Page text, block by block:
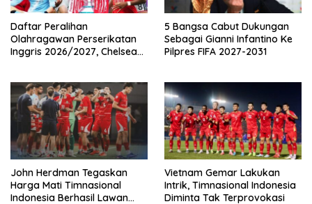
Daftar Peralihan
Olahragawan Perserikatan
Inggris 2026/2027, Chelsea
5 Bangsa Cabut Dukungan
Sebagai Gianni Infantino Ke
Pilpres FIFA 2027-2031
John Herdman Tegaskan
Harga Mati Timnasional
Indonesia Berhasil Lawan
Vietnam Gemar Lakukan
Intrik, Timnasional Indonesia
Diminta Tak Terprovokasi